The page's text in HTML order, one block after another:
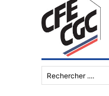
Rechercher ....